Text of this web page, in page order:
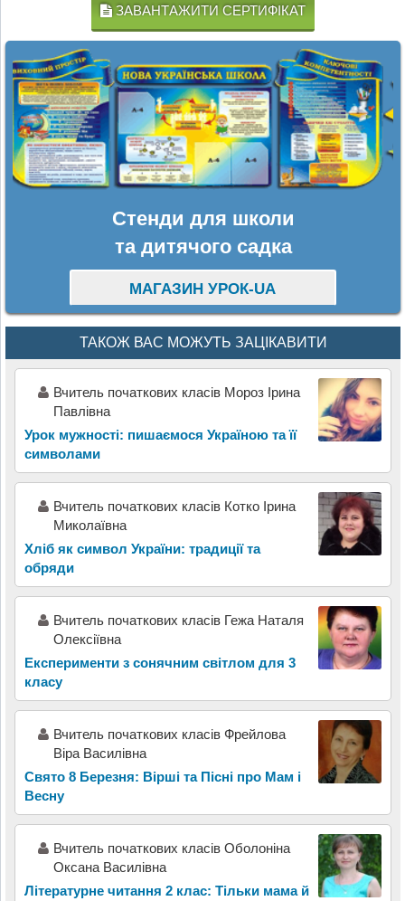
ЗАВАНТАЖИТИ СЕРТИФІКАТ
Стенди для школи
та дитячого садка
МАГАЗИН УРОК-UA
ТАКОЖ ВАС МОЖУТЬ ЗАЦІКАВИТИ
Вчитель початкових класів Мороз Ірина
Павлівна
Урок мужності: пишаємося Україною та її
символами
Вчитель початкових класів Котко Ірина
Миколаївна
Хліб як символ України: традиції та
обряди
Вчитель початкових класів Гежа Наталя
Олексіївна
Експерименти з сонячним світлом для 3
класу
Вчитель початкових класів Фрейлова
Віра Василівна
Свято 8 Березня: Вірші та Пісні про Мам і
Весну
Вчитель початкових класів Оболоніна
Оксана Василівна
Літературне читання 2 клас: Тільки мама й